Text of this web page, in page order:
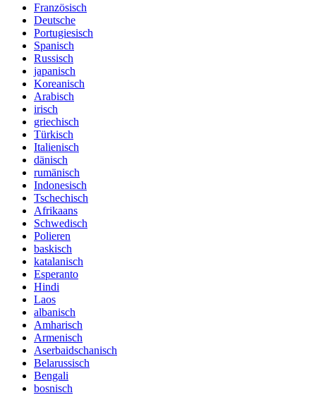
Französisch
Deutsche
Portugiesisch
Spanisch
Russisch
japanisch
Koreanisch
Arabisch
irisch
griechisch
Türkisch
Italienisch
dänisch
rumänisch
Indonesisch
Tschechisch
Afrikaans
Schwedisch
Polieren
baskisch
katalanisch
Esperanto
Hindi
Laos
albanisch
Amharisch
Armenisch
Aserbaidschanisch
Belarussisch
Bengali
bosnisch